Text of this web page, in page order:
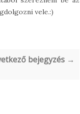
vele.:)
bejegyzés →